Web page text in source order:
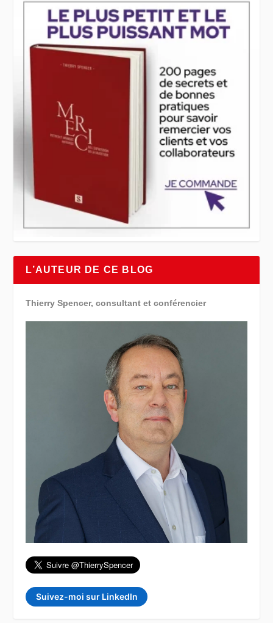
L’AUTEUR DE CE BLOG
Thierry Spencer, consultant et conférencier
Suivez-moi sur LinkedIn